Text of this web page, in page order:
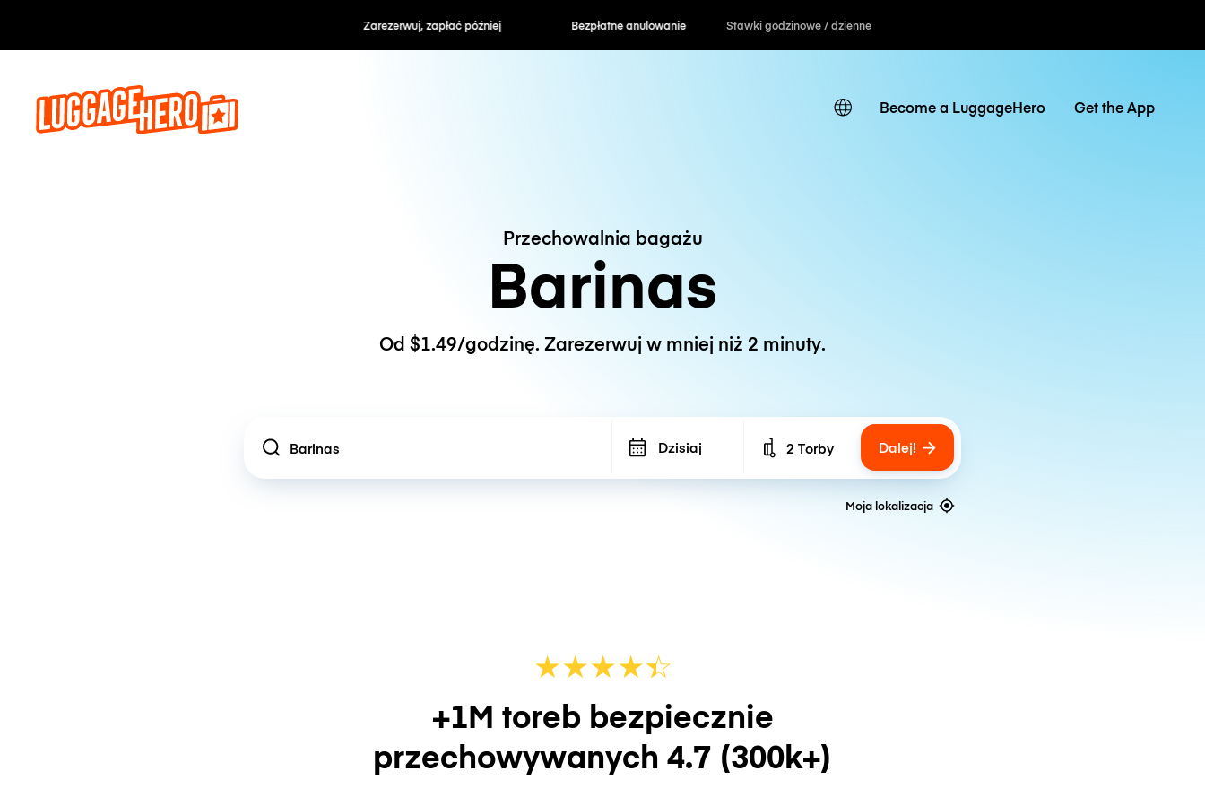
Zarezerwuj, zapłać później Bezpłatne anulowanie Stawki godzinowe / dzienne
Become a LuggageHero Get the App
Przechowalnia bagażu
Barinas
Od $1.49/godzinę. Zarezerwuj w mniej niż 2 minuty.
Location Dzisiaj Number of bags
2 Torby Dalej!
Moja lokalizacja
★★★★☆
★
+1M toreb bezpiecznie
przechowywanych 4.7 (300k+)